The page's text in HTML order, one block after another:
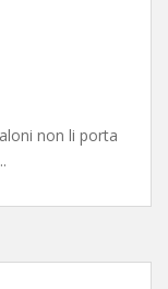
non li porta